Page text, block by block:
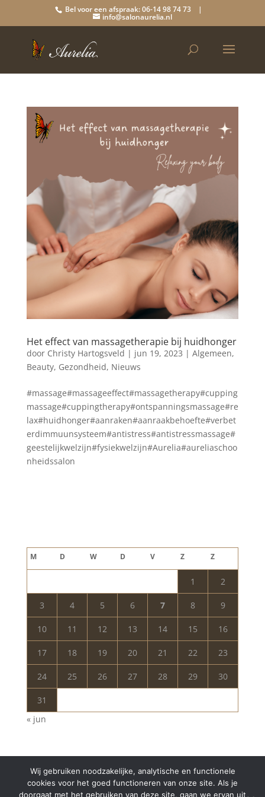
Bel voor een afspraak: 06-14 98 74 73 |
info@salonaurelia.nl
Het effect van massagetherapie bij huidhonger
door Christy Hartogsveld | jun 19, 2023 | Algemeen,
Beauty, Gezondheid, Nieuws
#massage#massageeffect#massagetherapy#cupping
massage#cuppingtherapy#ontspanningsmassage#re
lax#huidhonger#aanraken#aanraakbehoefte#verbet
erdimmuunsysteem#antistress#antistressmassage#
geestelijkwelzijn#fysiekwelzijn#Aurelia#aureliaschoo
nheidssalon
M D W D V Z Z
1 2
3 4 5 6 7 8 9
10 11 12 13 14 15 16
17 18 19 20 21 22 23
24 25 26 27 28 29 30
31
« jun
Wij gebruiken noodzakelijke, analytische en functionele
cookies voor het goed functioneren van onze site. Als je
doorgaat met het gebruiken van deze site, gaan we ervan uit